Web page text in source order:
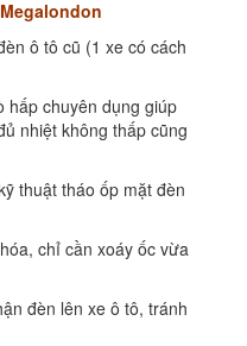
ô tô cũ (1 xe có cách
hấp chuyên dụng giúp
nhiệt không thấp cũng
thuật tháo ốp mặt đèn
chỉ cần xoáy ốc vừa
đèn lên xe ô tô, tránh